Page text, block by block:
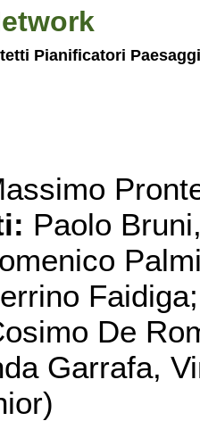
Pianificatori
Paolo
Faidiga;
De
Garrafa,